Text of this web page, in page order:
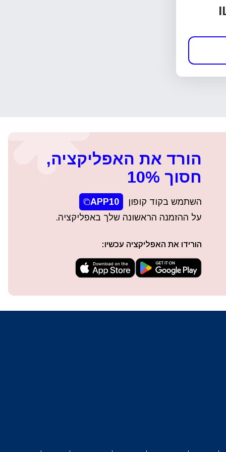
or
הורד את האפליקציה,
חסוך 10%
השתמש בקוד קופון
APP10
על ההזמנה הראשונה שלך באפליקציה.
הורידו את האפליקציה עכשיו: